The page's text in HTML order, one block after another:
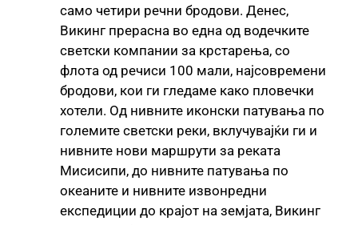
само четири речни бродови. Денес,
Викинг прерасна во една од водечките
светски компании за крстарења, со
флота од речиси 100 мали, најсовремени
бродови, кои ги гледаме како пловечки
хотели. Од нивните иконски патувања по
големите светски реки, вклучувајќи ги и
нивните нови маршрути за реката
Мисисипи, до нивните патувања по
океаните и нивните извонредни
експедиции до крајот на земјата, Викинг